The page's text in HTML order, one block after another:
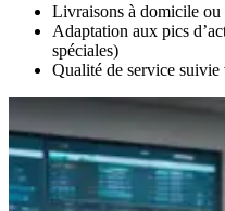
Livraisons à domicile ou
Adaptation aux pics
spéciales)
Qualité de service suivie